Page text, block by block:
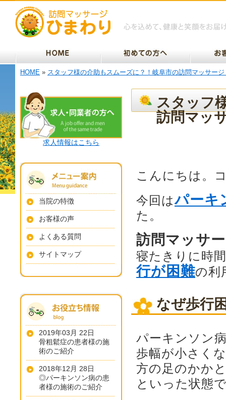
HOME » スタッフ様の介助もスムーズに？！岐阜市の訪問マッサー
スタッフ
訪問マッ
こんにちは。
今回はパーキ
た。
訪問マッサ
寝たきりに時
行が困難の利
なぜ歩行
パーキンソン
歩幅が小さく
方の足のかか
といった状態
求人情報はこちら
当院の特徴
お客様の声
よくある質問
サイトマップ
2019年03月 22日
骨粗鬆症の患者様の施
術のご紹介
2018年12月 28日
◎パーキンソン病の患
者様の施術のご紹介